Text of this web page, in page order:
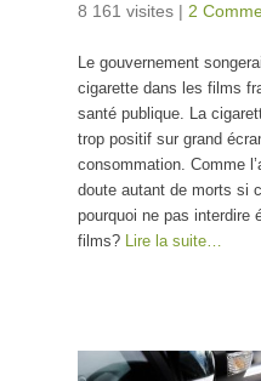
8 161 visites | 2
Le gouvernement
cigarette dans les films
santé publique. La
trop positif sur grand
consommation. Comme
doute autant de morts si
pourquoi ne pas interdire
films? Lire la suite…